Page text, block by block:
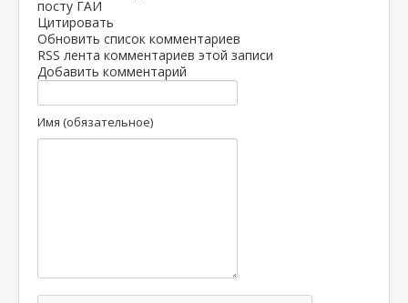
посту ГАИ
Цитировать
Обновить список комментариев
RSS лента комментариев этой записи
Добавить комментарий
Имя (обязательное)